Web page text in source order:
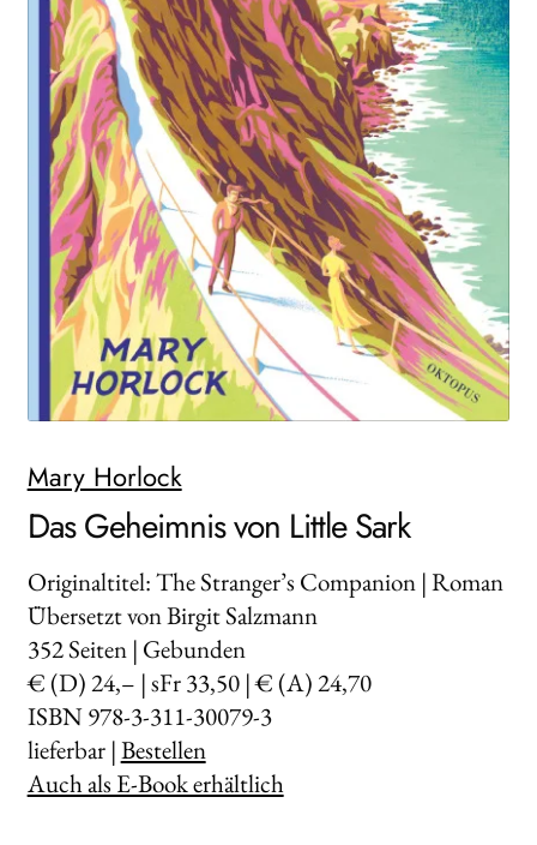
Search:
Mary Horlock
Das Geheimnis von Little Sark
Originaltitel: The Stranger’s Companion | Roman
Übersetzt von Birgit Salzmann
352Seiten | Gebunden
€ (D) 24,– | sFr 33,50 | € (A) 24,70
ISBN 978-3-311-30079-3
lieferbar |Bestellen
Auch als E-Book erhältlich